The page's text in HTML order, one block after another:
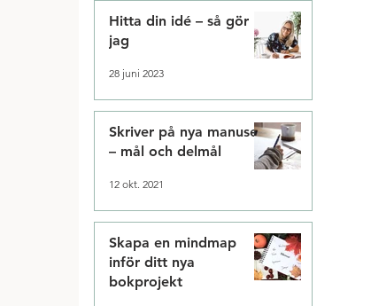
Hitta din idé – så gör
jag
28 juni 2023
Skriver på nya manuset
– mål och delmål
12 okt. 2021
Skapa en mindmap
inför ditt nya
bokprojekt